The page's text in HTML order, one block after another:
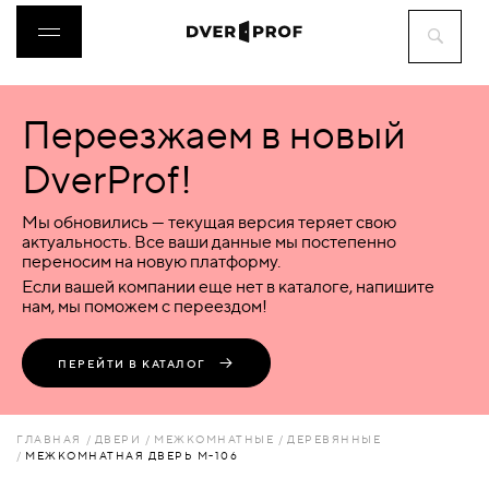
ДВЕРИ
ФУРНИТУРА
ВОРОТА
ПЕРЕГОРОДКИ
Переезжаем в новый
DverProf!
Мы обновились — текущая версия теряет свою
актуальность. Все ваши данные мы постепенно
переносим на новую платформу.
Если вашей компании еще нет в каталоге, напишите
нам, мы поможем с переездом!
ПЕРЕЙТИ В КАТАЛОГ
ГЛАВНАЯ ДВЕРИ МЕЖКОМНАТНЫЕ
ДЕРЕВЯННЫЕ
МЕЖКОМНАТНАЯ ДВЕРЬ М-106